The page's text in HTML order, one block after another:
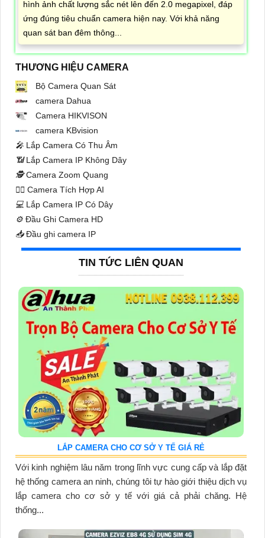
hình ảnh chất lượng sắc nét lên đến 2.0 megapixel, đáp
ứng đúng tiêu chuẩn camera hiện nay. Với khả năng
quan sát ban đêm thông...
THƯƠNG HIỆU CAMERA
Bộ Camera Quan Sát
camera Dahua
Camera HIKVISON
camera KBvision
️🎤️ Lắp Camera Có Thu Âm
📶Lắp Camera IP Không Dây
🕵️Camera Zoom Quang
🧛‍♀️ Camera Tích Hợp AI
💻 Lắp Camera IP Có Dây
⚙️ Đầu Ghi Camera HD
📥Đầu ghi camera IP
TIN TỨC LIÊN QUAN
LẮP CAMERA CHO CƠ SỞ Y TẾ GIÁ RẺ
Với kinh nghiệm lâu năm trong lĩnh vực cung cấp và lắp đặt
hệ thống camera an ninh, chúng tôi tự hào giới thiệu dịch vụ
lắp camera cho cơ sở y tế với giá cả phải chăng. Hệ
thống...